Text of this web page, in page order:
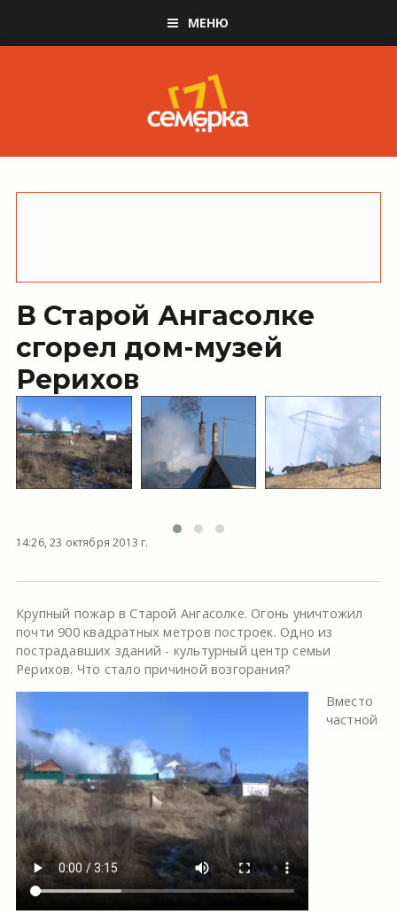
МЕНЮ
В Старой Ангасолке
сгорел дом-музей
Рерихов
14:26, 23 октября 2013 г.
Крупный пожар в Старой Ангасолке. Огонь уничтожил
почти 900 квадратных метров построек. Одно из
пострадавших зданий - культурный центр семьи
Рерихов. Что стало причиной возгорания?
Вместо
частной